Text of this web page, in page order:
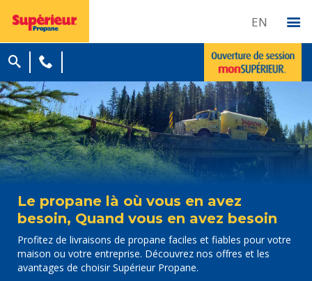
EN
Le propane là où vous en avez
besoin, Quand vous en avez besoin
Profitez de livraisons de propane faciles et fiables pour votre
maison ou votre entreprise. Découvrez nos offres et les
avantages de choisir Supérieur Propane.